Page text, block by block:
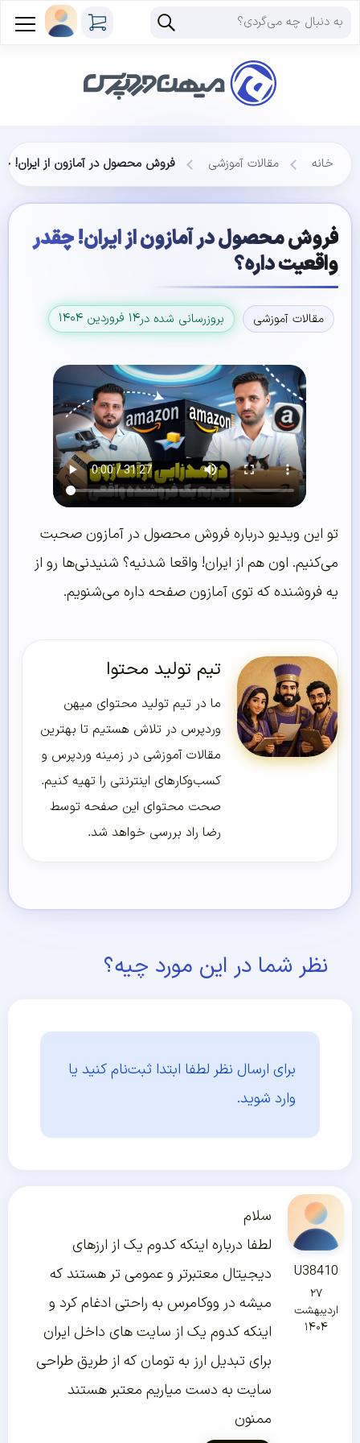
خانه مقالات آموزشی فروش محصول در آمازون از ایران!
فروش محصول در آمازون از ایران! چقدر
واقعیت داره؟
مقالات آموزشی بروزرسانی شده در۱۴ فروردین ۱۴۰۴
تو این ویدیو درباره فروش محصول در آمازون صحبت
می‌کنیم. اون هم از ایران! واقعا شدنیه؟ شنیدنی‌ها رو از
یه فروشنده که توی آمازون صفحه داره می‌شنویم.
تیم تولید محتوا
ما در تیم تولید محتوای میهن
وردپرس در تلاش هستیم تا بهترین
مقالات آموزشی در زمینه وردپرس و
کسب‌و‌کارهای اینترنتی را تهیه کنیم.
صحت محتوای این صفحه توسط
رضا راد بررسی خواهد شد.
نظر شما در این مورد چیه؟
برای ارسال نظر لطفا ابتدا ثبت‌نام کنید یا
وارد شوید.
U38410
۲۷
اردیبهشت
۱۴۰۴
سلام
لطفا درباره اینکه کدوم یک از ارزهای
دیجیتال معتبرتر و عمومی تر هستند که
میشه در ووکامرس به راحتی ادغام کرد و
اینکه کدوم یک از سایت های داخل ایران
برای تبدیل ارز به تومان که از طریق طراحی
سایت به دست میاریم معتبر هستند
ممنون